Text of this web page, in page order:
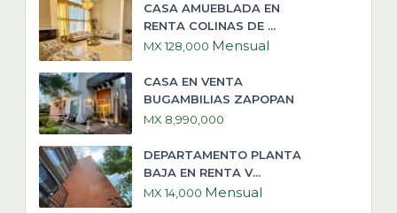
CASA AMUEBLADA EN
RENTA COLINAS DE ...
MX 128,000 Mensual
CASA EN VENTA
BUGAMBILIAS ZAPOPAN
MX 8,990,000
DEPARTAMENTO PLANTA
BAJA EN RENTA V...
MX 14,000 Mensual